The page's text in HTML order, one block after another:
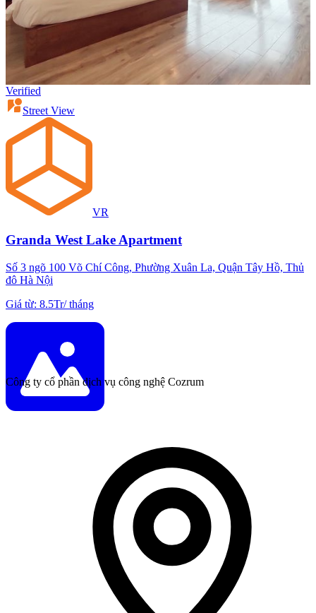
Verified
Street View
VR
Granda West Lake Apartment
Số 3 ngõ 100 Võ Chí Công, Phường Xuân La, Quận Tây Hồ, Thủ
đô Hà Nội
Giá từ: 8.5Tr/tháng
Công ty cổ phần dịch vụ công nghệ Cozrum